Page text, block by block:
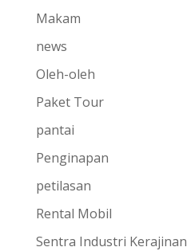
Makam
news
Oleh-oleh
Paket Tour
pantai
Penginapan
petilasan
Rental Mobil
Sentra Industri Kerajinan